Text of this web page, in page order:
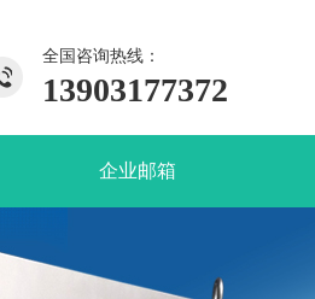
全国咨询热线：
13903177372
企业邮箱